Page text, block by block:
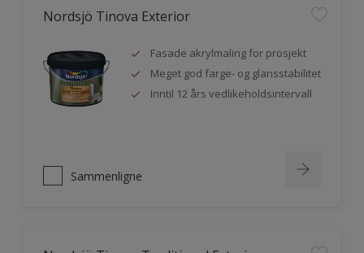
Nordsjö Tinova Exterior
Fasade akrylmaling for prosjekt
Meget god farge- og glansstabilitet
Inntil 12 års vedlikeholdsintervall
Sammenligne